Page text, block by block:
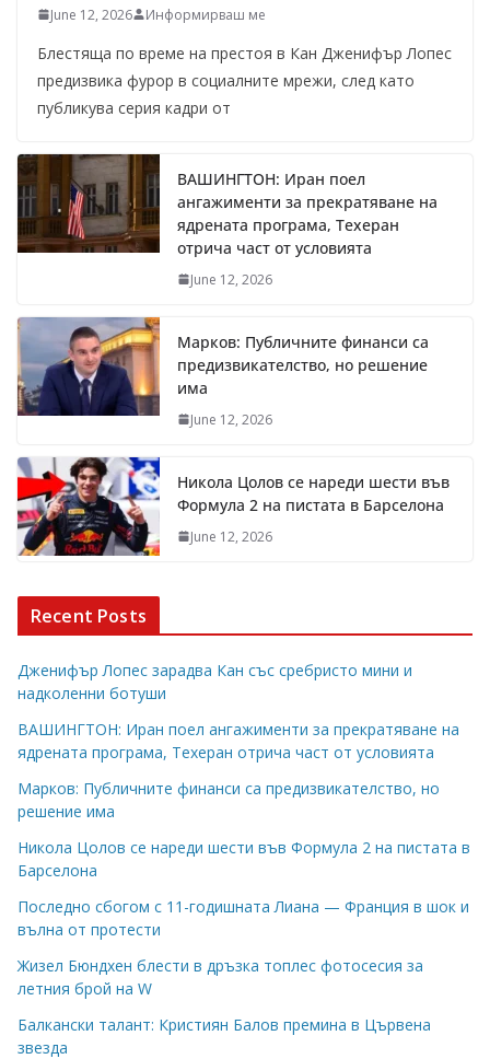
June 12, 2026 Информирваш ме
Блестяща по време на престоя в Кан Дженифър Лопес
предизвика фурор в социалните мрежи, след като
публикува серия кадри от
ВАШИНГТОН: Иран поел
ангажименти за прекратяване на
ядрената програма, Техеран
отрича част от условията
June 12, 2026
Марков: Публичните финанси са
предизвикателство, но решение
има
June 12, 2026
Никола Цолов се нареди шести във
Формула 2 на пистата в Барселона
June 12, 2026
Recent Posts
Дженифър Лопес зарадва Кан със сребристо мини и
надколенни ботуши
ВАШИНГТОН: Иран поел ангажименти за прекратяване на
ядрената програма, Техеран отрича част от условията
Марков: Публичните финанси са предизвикателство, но
решение има
Никола Цолов се нареди шести във Формула 2 на пистата в
Барселона
Последно сбогом с 11-годишната Лиана — Франция в шок и
вълна от протести
Жизел Бюндхен блести в дръзка топлес фотосесия за
летния брой на W
Балкански талант: Кристиян Балов премина в Цървена
звезда